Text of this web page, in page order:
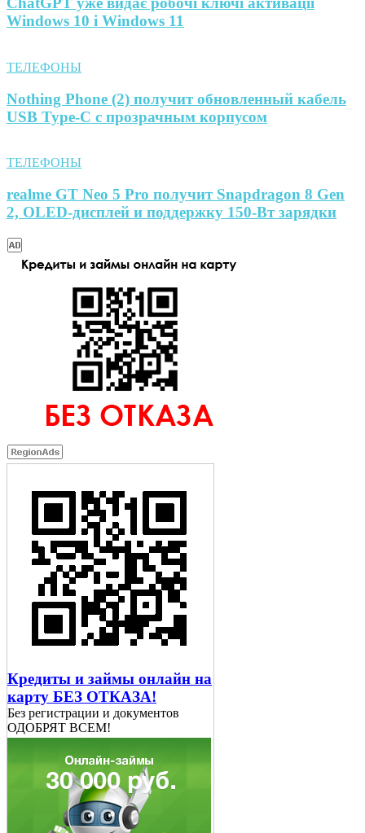
Windows 10 і Windows 11
ТЕЛЕФОНЫ
Nothing Phone (2) получит обновленный кабель
USB Type-C с прозрачным корпусом
ТЕЛЕФОНЫ
realme GT Neo 5 Pro получит Snapdragon 8 Gen
2, OLED-дисплей и поддержку 150-Вт зарядки
Кредиты и займы онлайн на
карту БЕЗ ОТКАЗА!
Без регистрации и документов
ОДОБРЯТ ВСЕМ!